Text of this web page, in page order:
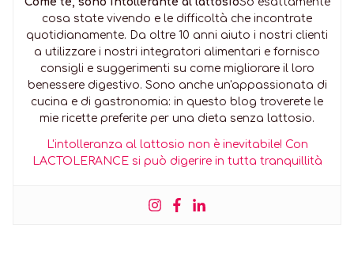
cosa state vivendo e le difficoltà che incontrate
quotidianamente. Da oltre 10 anni aiuto i nostri clienti
a utilizzare i nostri integratori alimentari e fornisco
consigli e suggerimenti su come migliorare il loro
benessere digestivo. Sono anche un'appassionata di
cucina e di gastronomia: in questo blog troverete le
mie ricette preferite per una dieta senza lattosio.
L'intolleranza al lattosio non è inevitabile! Con
LACTOLERANCE si può digerire in tutta tranquillità